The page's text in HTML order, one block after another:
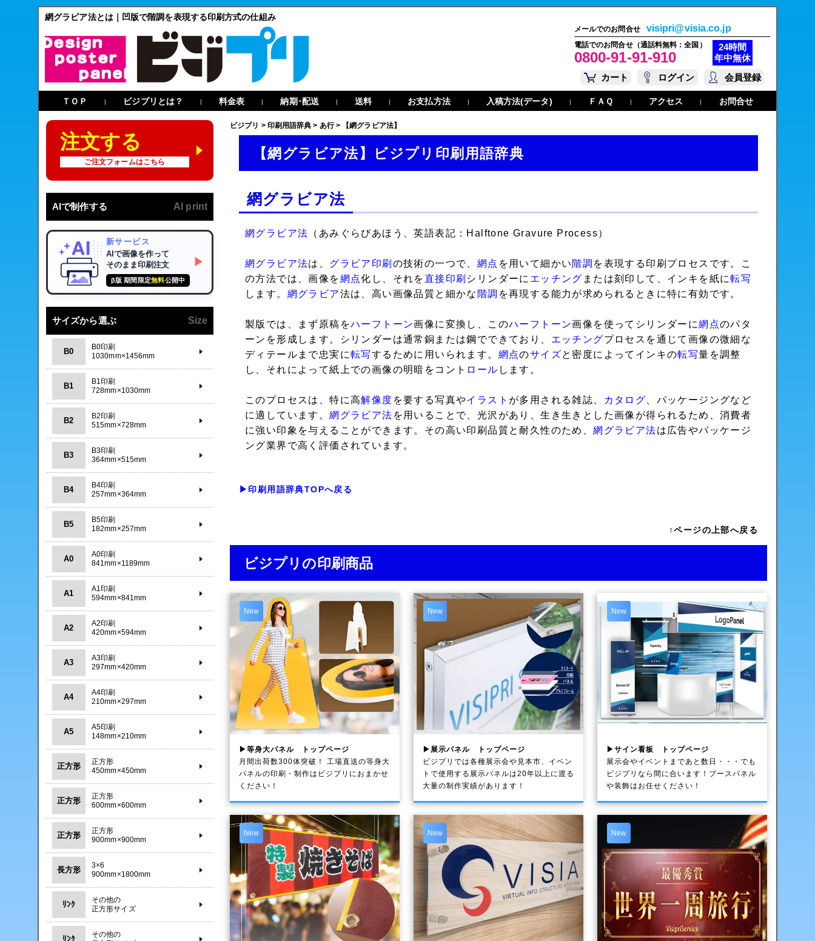
網グラビア法とは｜凹版で階調を表現する印刷方式の仕組み
メールでのお問合せ visipri@visia.co.jp
電話でのお問合せ（通話料無料：全国）
0800-91-91-910
24時間
年中無休
カート
ログイン 会員登録
ＴＯＰ | ビジプリとは？ | 料金表 | 納期･配送 | 送料 | お支払方法 | 入稿方法(データ) | ＦＡＱ | アクセス | お問合せ
ビジプリ > 印刷用語辞典 > あ行> 【網グラビア法】
【網グラビア法】ビジプリ印刷用語辞典
網グラビア法
網グラビア法 （あみぐらびあほう、英語表記：Halftone Gravure Process）
網グラビア法は、 グラビア印刷 の技術の一つで、 網点 を用いて細かい 階調 を表現する印刷プロセスです。こ
の方法では、画像を網点化し、それを直接印刷 シリンダーに エッチング または刻印して、インキを紙に転写
します。 網グラビア法は、高い画像品質と細かな 階調 を再現する能力が求められるときに特に有効です。
製版では、まず原稿をハーフトーン画像に変換し、このハーフトーン画像を使ってシリンダーに網点のパタ
ーンを形成します。シリンダーは通常銅または鋼でできており、 エッチングプロセスを通じて画像の微細な
ディテールまで忠実に転写するために用いられます。 網点のサイズと密度によってインキの転写量を調整
し、それによって紙上での画像の明暗をコント ロール します。
このプロセスは、特に高解像度 を要する写真やイラスト が多用される雑誌、 カタログ 、パッケージングなど
に適しています。網グラビア法 を用いることで、光沢があり、生き生きとした画像が得られるため、消費者
に強い印象を与えることができます。その高い印刷品質と耐久性のため、網グラビア法は広告やパッケージ
ング業界で高く評価されています。
▶印刷用語辞典TOPへ戻る
↑ページの上部へ戻る
ビジプリの印刷商品
New
▶等身大パネル トップページ
月間出荷数300体突破！ 工場直送の等身大
パネルの印刷・制作は ビジプリ におまかせ
ください！
New
▶展示パネル トップページ
ビジプリでは各種展示会や見本市、イベン
トで使用する展示パネルは20年以上に渡る
大量の制作実績があります！
New
▶サイン看板 トップページ
展示会やイベントまであと数日・・・でも
ビジプリなら間に合います！ブースパネル
や装飾はお任せください！
New New New
注文する
ご注文フォームはこちら
AIで制作する AI print
新サービス
AIで画像を作って
そのまま印刷注文
β版 期間限定無料公開中
▶
サイズから選ぶ Size
B0
B0印刷
1030mm×1456mm
B1
B1印刷
728mm×1030mm
B2
B2印刷
515mm×728mm
B3
B3印刷
364mm×515mm
B4
B4印刷
257mm×364mm
B5
B5印刷
182mm×257mm
A0
A0印刷
841mm×1189mm
A1
A1印刷
594mm×841mm
A2
A2印刷
420mm×594mm
A3
A3印刷
297mm×420mm
A4
A4印刷
210mm×297mm
A5
A5印刷
148mm×210mm
正方形
正方形
450mm×450mm
正方形
正方形
600mm×600mm
正方形
正方形
900mm×900mm
長方形
3×6
900mm×1800mm
ﾘﾝｸ
その他の
正方形サイズ
ﾘﾝｸ
その他の